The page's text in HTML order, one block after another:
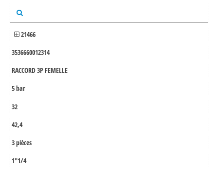
21466
3536660012314
RACCORD 3P FEMELLE
5 bar
32
42,4
3 pièces
1"1/4